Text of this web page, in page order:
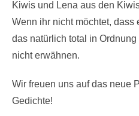
Kiwis und Lena aus den
Wenn ihr nicht möchtet, dass
das natürlich total in
nicht erwähnen.
Wir freuen uns auf das neue
Gedichte!